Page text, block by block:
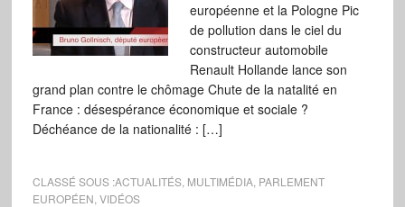
européenne et la Pologne Pic
de pollution dans le ciel du
constructeur automobile
Renault Hollande lance son
grand plan contre le chômage Chute de la natalité en
France : désespérance économique et sociale ?
Déchéance de la nationalité : […]
CLASSÉ SOUS :ACTUALITÉS, MULTIMÉDIA, PARLEMENT
EUROPÉEN VIDÉOS